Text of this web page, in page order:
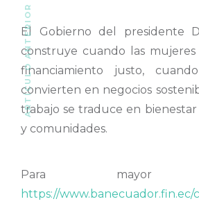
El Gobierno del presidente
construye cuando las mujeres
financiamiento justo,
convierten en negocios
trabajo se traduce en bienestar
y comunidades.
Para mayor
https://
ARTÍCULO ANTERIOR